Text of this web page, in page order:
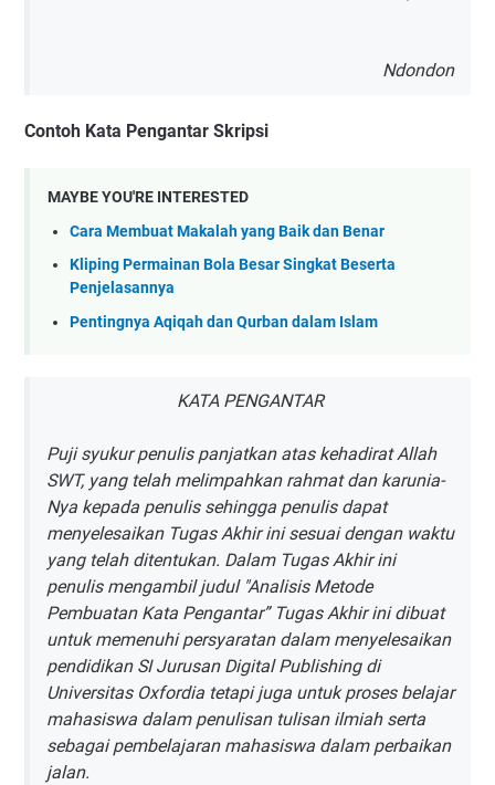
Ndondon
Contoh Kata Pengantar Skripsi
MAYBE YOU'RE INTERESTED
Cara Membuat Makalah yang Baik dan Benar
Kliping Permainan Bola Besar Singkat Beserta
Penjelasannya
Pentingnya Aqiqah dan Qurban dalam Islam
KATA PENGANTAR
Puji syukur penulis panjatkan atas kehadirat Allah
SWT, yang telah melimpahkan rahmat dan karunia-
Nya kepada penulis sehingga penulis dapat
menyelesaikan Tugas Akhir ini sesuai dengan waktu
yang telah ditentukan. Dalam Tugas Akhir ini
penulis mengambil judul "Analisis Metode
Pembuatan Kata Pengantar” Tugas Akhir ini dibuat
untuk memenuhi persyaratan dalam menyelesaikan
pendidikan SI Jurusan Digital Publishing di
Universitas Oxfordia tetapi juga untuk proses belajar
mahasiswa dalam penulisan tulisan ilmiah serta
sebagai pembelajaran mahasiswa dalam perbaikan
jalan.